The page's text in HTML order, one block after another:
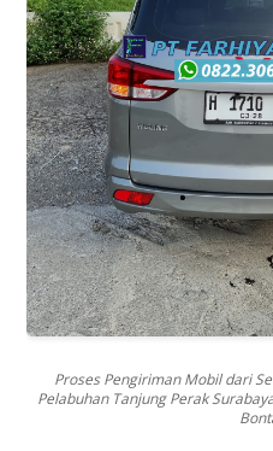
Proses Pengiriman Mobil dari
Pelabuhan Tanjung Perak